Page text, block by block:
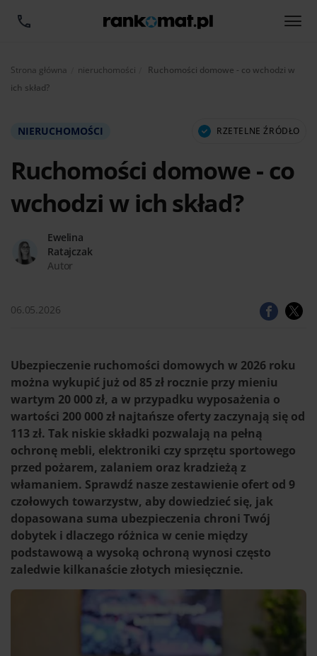
Strona główna nieruchomości Aktualnie:
Ruchomości domowe - co wchodzi w
ich skład?
NIERUCHOMOŚCI RZETELNE ŹRÓDŁO
Ruchomości domowe - co
wchodzi w ich skład?
Ewelina
Ratajczak
Autor
06.05.2026
Ubezpieczenie ruchomości domowych w 2026 roku
można wykupić już od 85 zł rocznie przy mieniu
wartym 20 000 zł, a w przypadku wyposażenia o
wartości 200 000 zł najtańsze oferty zaczynają się od
113 zł. Tak niskie składki pozwalają na pełną
ochronę mebli, elektroniki czy sprzętu sportowego
przed pożarem, zalaniem oraz kradzieżą z
włamaniem. Sprawdź nasze zestawienie ofert od 9
czołowych towarzystw, aby dowiedzieć się, jak
dopasowana suma ubezpieczenia chroni Twój
dobytek i dlaczego różnica w cenie między
podstawową a wysoką ochroną wynosi często
zaledwie kilkanaście złotych miesięcznie.